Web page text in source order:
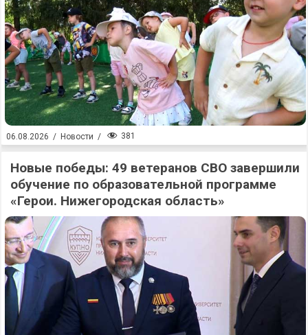
06.08.2026 / Новости / 381
Новые победы: 49 ветеранов СВО завершили
обучение по образовательной программе
«Герои. Нижегородская область»